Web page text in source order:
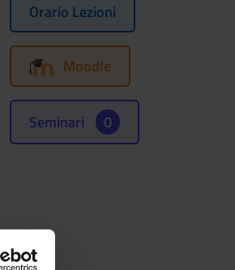
Orario Lezioni
Moodle
Seminari 0